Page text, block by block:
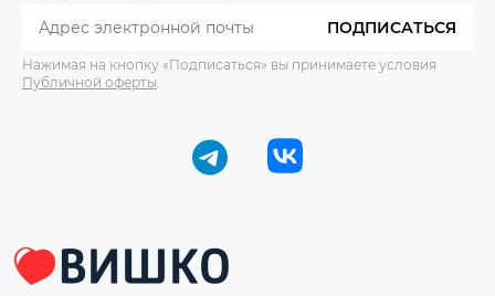
ПОДПИСАТЬСЯ
Нажимая на кнопку «Подписаться» вы принимаете условия
Публичной оферты